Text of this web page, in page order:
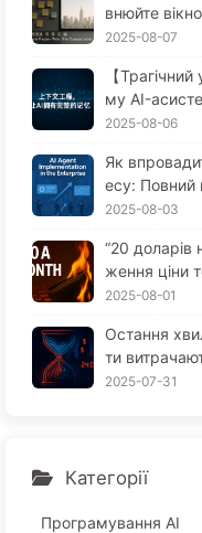
внюйте
и запису,
2025-08-07
【
му AI-
личезні
приріст
чимося
2025-08-06
Як
есу: Повний
ивчайте AI
2025-08-03
“20 доларів
ження ціни
AI — це твоя
2025-08-01
Остання
ти
ь
2025-07-31
Категорії
Програмування АІ